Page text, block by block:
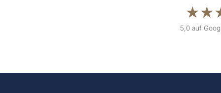
5,0 auf